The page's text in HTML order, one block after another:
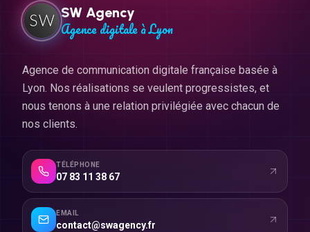
SW Agency
Agence digitale à Lyon
Agence de communication digitale française basée à
Lyon. Nos réalisations se veulent progressistes, et
nous tenons à une relation privilégiée avec chacun de
nos clients.
TÉLÉPHONE
07 83 11 38 67
EMAIL
contact@swagency.fr